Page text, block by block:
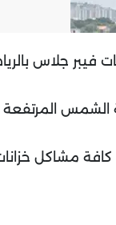
جلاس
الشمس
كافة مشاكل